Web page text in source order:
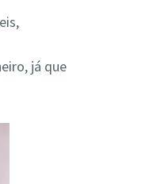
já que